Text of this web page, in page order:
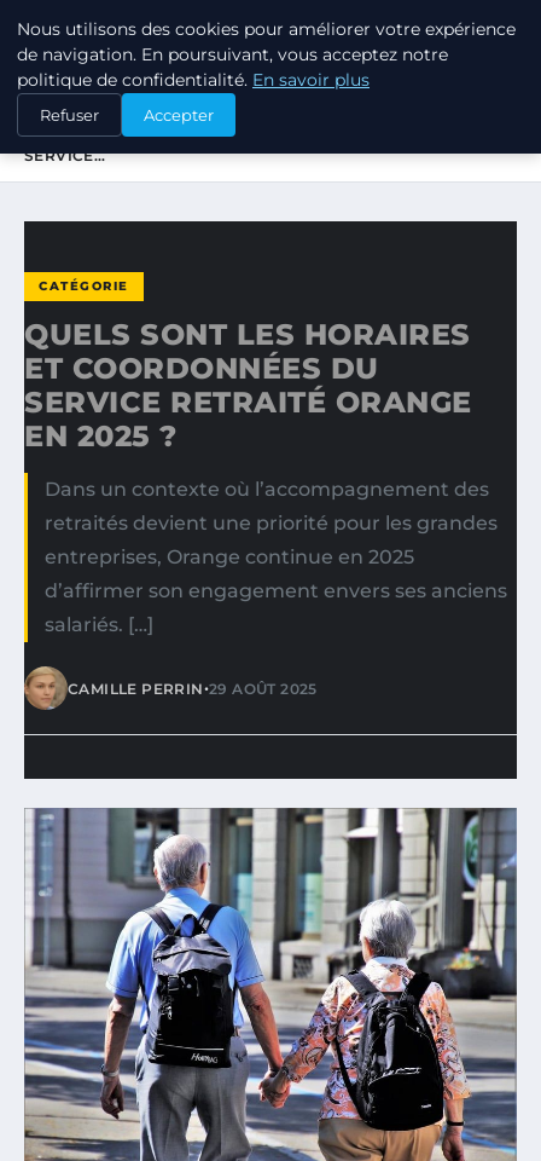
TUEZ-LES TOUS
ACCUEIL
CATÉGORIE
QUELS SONT LES HORAIRES ET COORDONNÉES DU
SERVICE…
CATÉGORIE
QUELS SONT LES HORAIRES
ET COORDONNÉES DU
SERVICE RETRAITÉ ORANGE
EN 2025 ?
Dans un contexte où l’accompagnement des
retraités devient une priorité pour les grandes
entreprises, Orange continue en 2025
d’affirmer son engagement envers ses anciens
salariés. […]
CAMILLE PERRIN•29 AOÛT 2025
Nous utilisons des cookies pour améliorer votre expérience
de navigation. En poursuivant, vous acceptez notre
politique de confidentialité. En savoir plus
Refuser Accepter